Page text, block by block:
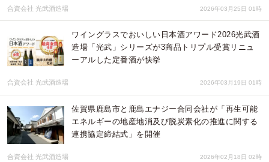
合資会社 光武酒造場 2026年03月25日 01時
ワイングラスでおいしい日本酒アワード2026光武酒
造場「光武」シリーズが3商品トリプル受賞リニュ
ーアルした定番酒が快挙
合資会社 光武酒造場 2026年03月19日 01時
佐賀県鹿島市と鹿島エナジー合同会社が「再生可能
エネルギーの地産地消及び脱炭素化の推進に関する
連携協定締結式」を開催
合資会社 光武酒造場 2026年02月18日 02時